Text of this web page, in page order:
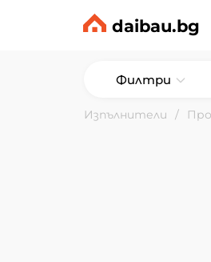
daibau.bg
Филтри
Изпълнители